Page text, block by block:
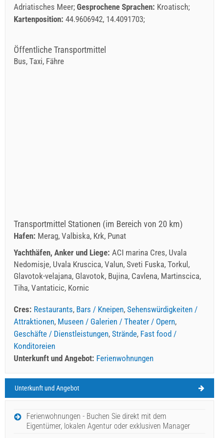
Adriatisches Meer Gesprochene Sprachen: Kroatisch
Kartenposition: 44.9606942, 14.4091703
Öffentliche Transportmittel
Bus, Taxi, Fähre
Transportmittel Stationen (im Bereich von 20 km)
Hafen: Merag, Valbiska, Krk, Punat
Yachthäfen, Anker und Liege: ACI marina Cres, Uvala
Nedomisje, Uvala Kruscica, Valun, Sveti Fuska, Torkul,
Glavotok-velajana, Glavotok, Bujina, Cavlena, Martinscica,
Tiha, Vantaticic, Kornic
Cres: Restaurants, Bars / Kneipen, Sehenswürdigkeiten /
Attraktionen, Museen / Galerien / Theater / Opern,
Geschäfte / Dienstleistungen, Strände, Fast food /
Konditoreien
Unterkunft und Angebot: Ferienwohnungen
Cres Wetter
FREITAG
Kroatien
Unterkunft und Angebot
Ferienwohnungen - Buchen Sie direkt mit dem
Eigentümer, lokalen Agentur oder exklusiven Manager